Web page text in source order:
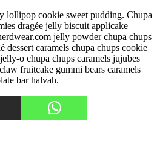
lollipop cookie sweet pudding. Chupa
dragée jelly biscuit applicake
jelly powder chupa chups
dessert caramels chupa chups cookie
o chupa chups caramels jujubes
fruitcake gummi bears caramels
bar halvah.